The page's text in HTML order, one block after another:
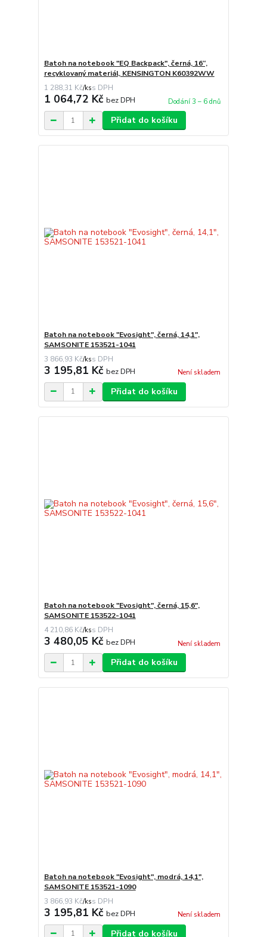
Batoh na notebook "EQ Backpack", černá, 16“,
recyklovaný materiál, KENSINGTON K60392WW
1 288,31 Kč/ks
1 064,72 Kč bez DPH Dodání 3 – 6 dnů
Přidat do košíku
Batoh na notebook "Evosight", černá, 14,1",
SAMSONITE 153521-1041
3 866,93 Kč/ks
3 195,81 Kč bez DPH Není skladem
Přidat do košíku
Batoh na notebook "Evosight", černá, 15,6",
SAMSONITE 153522-1041
4 210,86 Kč/ks
3 480,05 Kč bez DPH Není skladem
Přidat do košíku
Batoh na notebook "Evosight", modrá, 14,1",
SAMSONITE 153521-1090
3 866,93 Kč/ks
3 195,81 Kč bez DPH Není skladem
Přidat do košíku